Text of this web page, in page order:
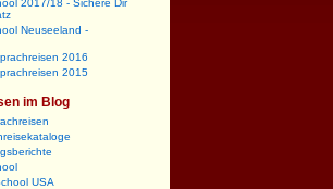
2017/18 - Sichere Dir
Neuseeland -
2016
2015
im Blog
USA